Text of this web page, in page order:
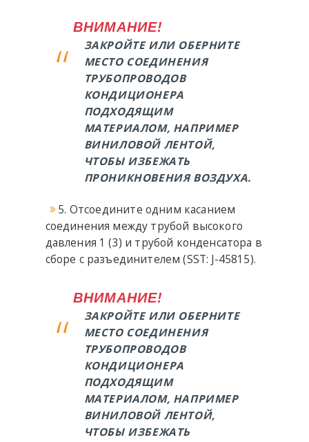
ВНИМАНИЕ!
ЗАКРОЙТЕ ИЛИ ОБЕРНИТЕ
МЕСТО СОЕДИНЕНИЯ
ТРУБОПРОВОДОВ
КОНДИЦИОНЕРА
ПОДХОДЯЩИМ
МАТЕРИАЛОМ, НАПРИМЕР
ВИНИЛОВОЙ ЛЕНТОЙ,
ЧТОБЫ ИЗБЕЖАТЬ
ПРОНИКНОВЕНИЯ ВОЗДУХА.
5. Отсоедините одним касанием
соединения между трубой высокого
давления 1 (3) и трубой конденсатора в
сборе с разъединителем (SST: J-45815).
ВНИМАНИЕ!
ЗАКРОЙТЕ ИЛИ ОБЕРНИТЕ
МЕСТО СОЕДИНЕНИЯ
ТРУБОПРОВОДОВ
КОНДИЦИОНЕРА
ПОДХОДЯЩИМ
МАТЕРИАЛОМ, НАПРИМЕР
ВИНИЛОВОЙ ЛЕНТОЙ,
ЧТОБЫ ИЗБЕЖАТЬ